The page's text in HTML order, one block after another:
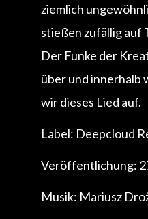
ziemlich
stießen zufällig auf
Der Funke der
über und innerhalb
wir dieses Lied auf.
Label: Deepcloud
Veröffentlichung:
Musik: Mariusz